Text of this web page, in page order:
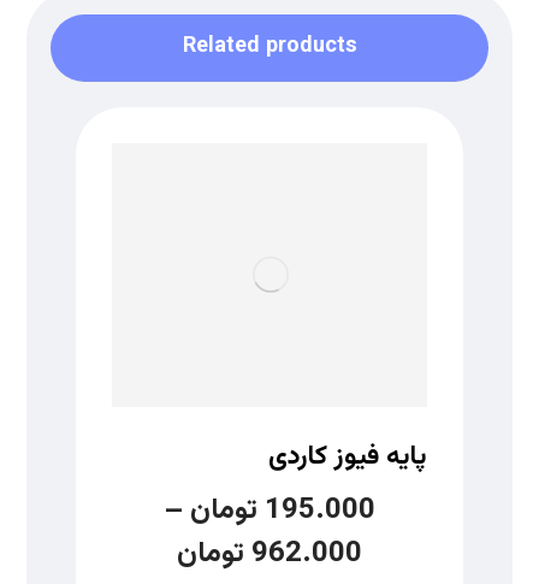
Related products
پایه فیوز کاردی
195.000 تومان –
962.000 تومان